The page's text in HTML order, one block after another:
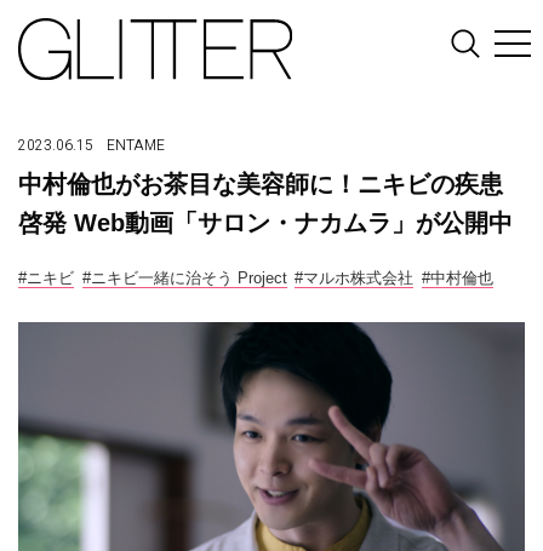
2023.06.15 ENTAME
中村倫也がお茶目な美容師に！ニキビの疾患
啓発 Web動画「サロン・ナカムラ」が公開中
#ニキビ #ニキビ一緒に治そう Project #マルホ株式会社 #中村倫也